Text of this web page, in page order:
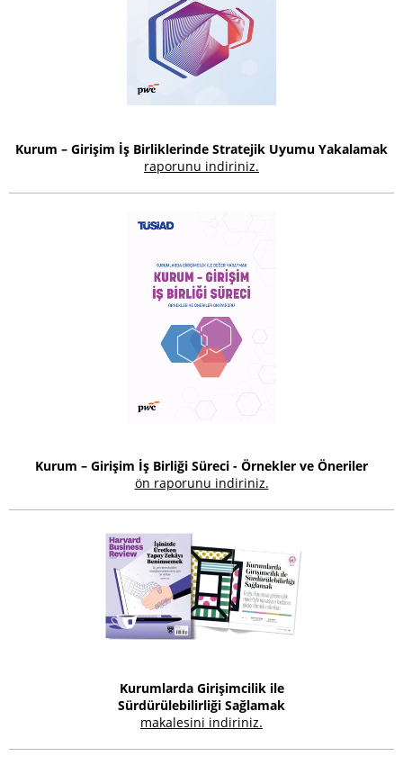
Kurum – Girişim İş Birliklerinde Stratejik Uyumu Yakalamak
raporunu indiriniz.
Kurum – Girişim İş Birliği Süreci - Örnekler ve Öneriler
ön raporunu indiriniz.
Kurumlarda Girişimcilik ile
Sürdürülebilirliği Sağlamak
makalesini indiriniz.